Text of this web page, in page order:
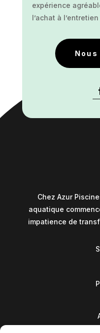
expérience
l’achat à
Chez Azur
aquatique
impatience de